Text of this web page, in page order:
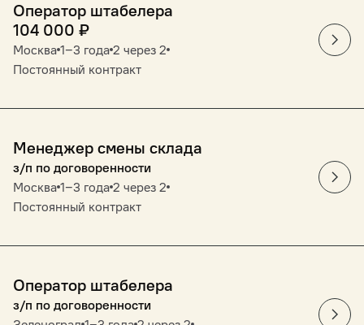
Оператор штабелера
104 000 ₽
Москва 1‒3 года 2 через 2
Постоянный контракт
Менеджер смены склада
з/п по договоренности
Москва 1‒3 года 2 через 2
Постоянный контракт
Оператор штабелера
з/п по договоренности